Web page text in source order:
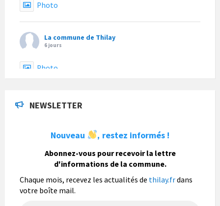
Photo
La commune de Thilay
6 jours
Photo
6 jours
1 semaine
août.
Photo
NEWSLETTER
Nouveau , restez informés !
Abonnez-vous pour recevoir la lettre
d'informations de la commune.
Chaque mois, recevez les actualités de thilay.frdans
votre boîte mail.